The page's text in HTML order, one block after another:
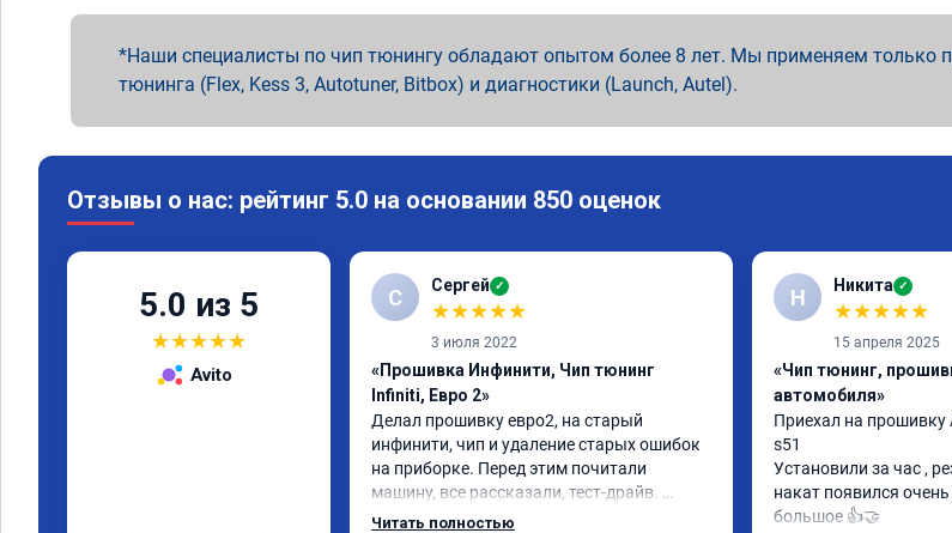
Наши специалисты по чип тюнингу обладают опытом более 8 лет. Мы применяем только
тюнинга (Flex, Kess 3, Autotuner, Bitbox) и диагностики (Launch, Autel).
Отзывы о нас: рейтинг 5.0 на основании 850 оценок
5.0 из 5
★★★★★
Avito
С Сергей ✓
★★★★★
3 июля 2022
«Прошивка Инфинити, Чип тюнинг
Infiniti, Евро 2»
Делал прошивку евро2, на старый
инфинити, чип и удаление старых ошибок
на приборке. Перед этим почитали
машину, все рассказали, тест-драйв.
Результатом доволен, расход упал,
Читать полностью
Н Никита ✓
★★★★★
15 апреля 2025
«Чип тюнинг,
автомобиля»
Приехал на
s51
Установили за час ,
накат появился
большое 👍🤝